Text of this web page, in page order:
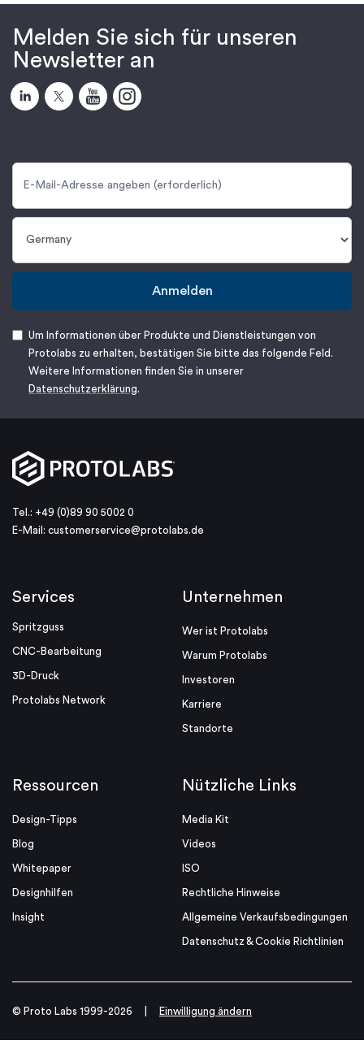
Melden Sie sich für unseren
Newsletter an
Anmelden
Um Informationen über Produkte und Dienstleistungen von
Protolabs zu erhalten, bestätigen Sie bitte das folgende Feld.
Weitere Informationen finden Sie in unserer
Datenschutzerklärung.
Tel.: +49 (0)89 90 5002 0
E-Mail: customerservice@protolabs.de
Services
Spritzguss
CNC-Bearbeitung
3D-Druck
Protolabs Network
Unternehmen
Wer ist Protolabs
Warum Protolabs
Investoren
Karriere
Standorte
Ressourcen
Design-Tipps
Blog
Whitepaper
Designhilfen
Insight
Nützliche Links
Media Kit
Videos
ISO
Rechtliche Hinweise
Allgemeine Verkaufsbedingungen
Datenschutz & Cookie Richtlinien
© Proto Labs 1999-2026 Einwilligung ändern